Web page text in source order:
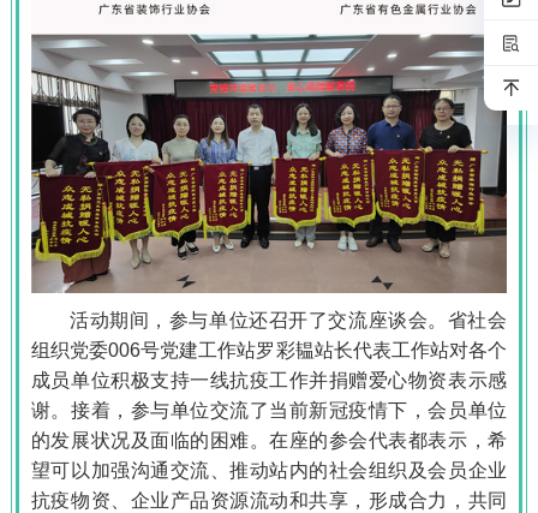
活动期间，参与单位还召开了交流座谈会。省社会
组织党委006号党建工作站罗彩韫站长代表工作站对各个
成员单位积极支持一线抗疫工作并捐赠爱心物资表示感
谢。接着，参与单位交流了当前新冠疫情下，会员单位
的发展状况及面临的困难。在座的参会代表都表示，希
望可以加强沟通交流、推动站内的社会组织及会员企业
抗疫物资、企业产品资源流动和共享，形成合力，共同